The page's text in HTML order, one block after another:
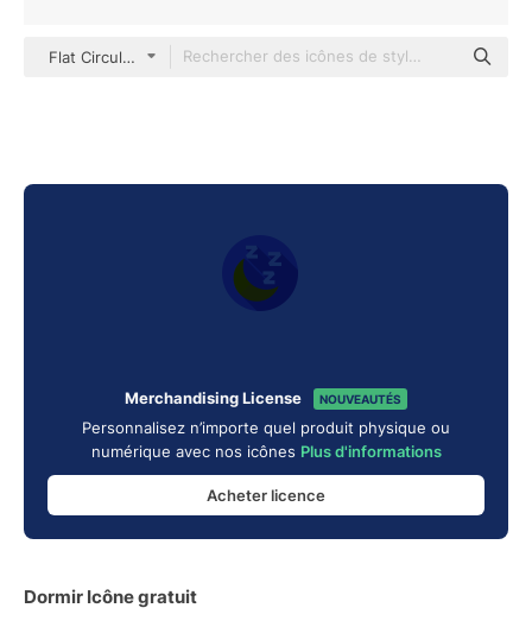
Flat Circular Flat
Merchandising License NOUVEAUTÉS
Personnalisez n’importe quel produit physique ou
numérique avec nos icônes Plus d'informations
Acheter licence
Dormir Icône gratuit